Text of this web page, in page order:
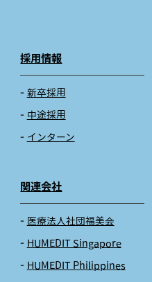
採用情報
新卒採用
中途採用
インターン
関連会社
医療法人社団福美会
HUMEDIT Singapore
HUMEDIT Philippines